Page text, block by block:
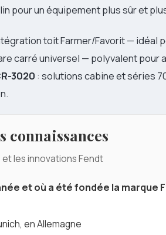
pour un équipement plus sûr et
toit Farmer/Favorit — idéal
carré universel — polyvalent pour
3020 : solutions cabine et séries
connaissances
les innovations Fendt
et où a été fondée la marque
en Allemagne